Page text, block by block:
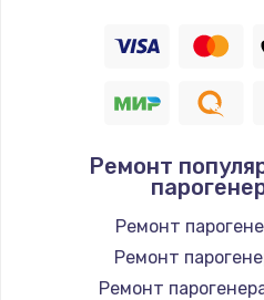
2500
1400
Замена / ремонт
Ремонт
Ремонт
Ремонт
Ремонт